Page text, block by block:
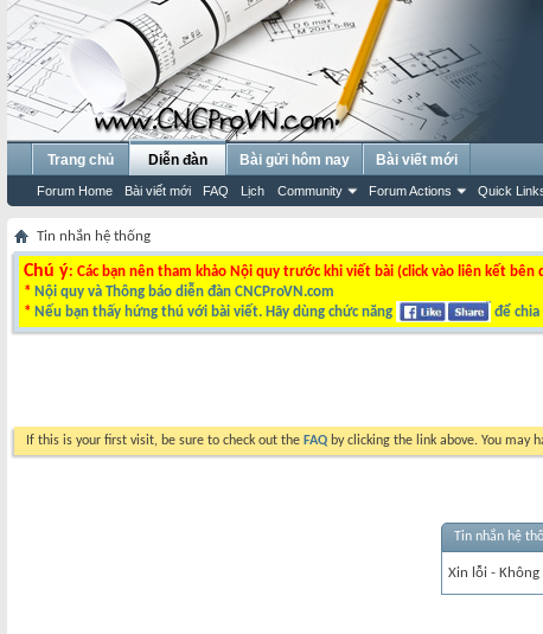
Trang chủ Diễn đàn
Forum Home Bài viết mới FAQ Lịch Community Forum Actions Quick
Bài gửi hôm nay Bài viết mới
Tin nhắn hệ thống
Chú ý: Các bạn nên tham khảo Nội quy trước khi viết bài (click vào liên kết bên
* Nội quy và Thông báo diễn đàn CNCProVN.com
* Nếu bạn thấy hứng thú với bài viết. Hãy dùng chức năng để
If this is your first visit, be sure to check out the FAQ by clicking the link above. You may
Tin nhắn hệ
Xin lỗi -